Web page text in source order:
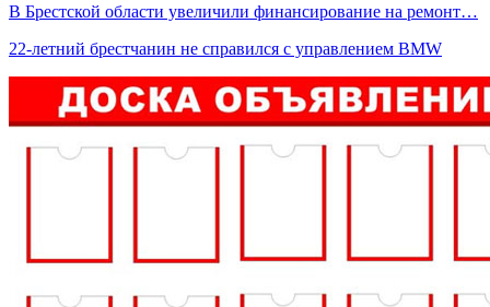
В Брестской области увеличили финансирование на ремонт…
22-летний брестчанин не справился с управлением BMW